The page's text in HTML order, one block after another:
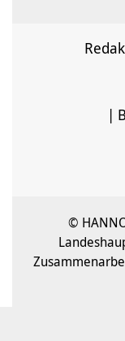
|
©